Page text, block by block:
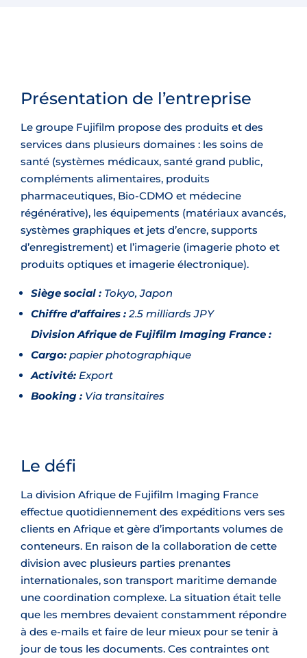
Présentation de l’entreprise
Le groupe Fujifilm propose des produits et des
services dans plusieurs domaines : les soins de
santé (systèmes médicaux, santé grand public,
compléments alimentaires, produits
pharmaceutiques, Bio-CDMO et médecine
régénérative), les équipements (matériaux avancés,
systèmes graphiques et jets d’encre, supports
d’enregistrement) et l’imagerie (imagerie photo et
produits optiques et imagerie électronique).
Siège social : Tokyo, Japon
Chiffre d’affaires :2.5 milliards JPY
Division Afrique de Fujifilm Imaging France :
Cargo: papier photographique
Activité: Export
Booking : Via transitaires
Le défi
La division Afrique de Fujifilm Imaging France
effectue quotidiennement des expéditions vers ses
clients en Afrique et gère d’importants volumes de
conteneurs. En raison de la collaboration de cette
division avec plusieurs parties prenantes
internationales, son transport maritime demande
une coordination complexe. La situation était telle
que les membres devaient constamment répondre
à des e-mails et faire de leur mieux pour se tenir à
jour de tous les documents. Ces contraintes ont